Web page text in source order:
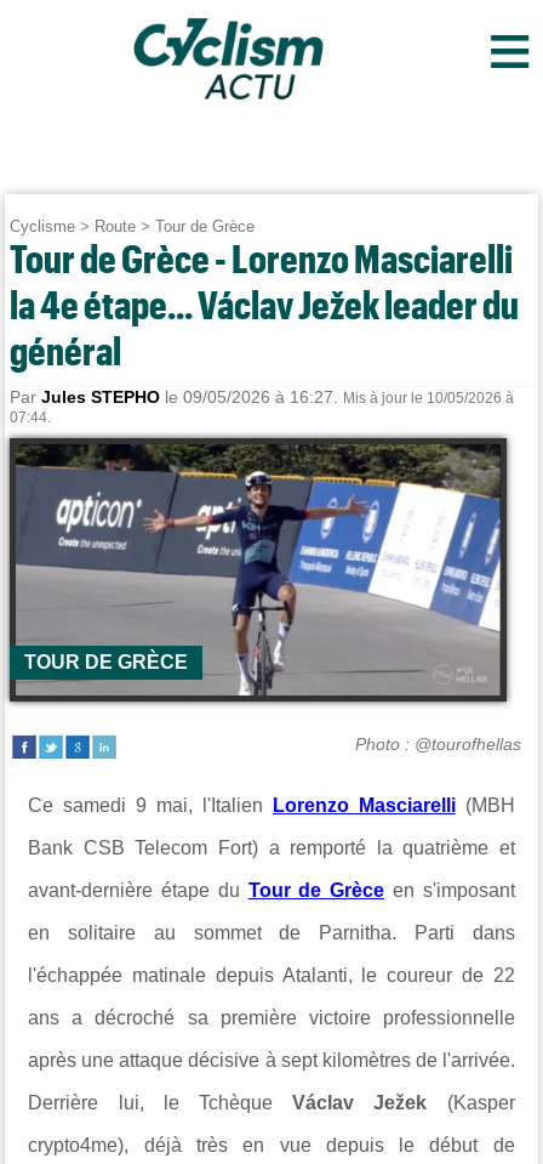
≡
Cyclisme > Route >Tour de Grèce
Tour de Grèce - Lorenzo Masciarelli
la 4e étape... Václav Ježek leader du
général
ParJules STEPHO le 09/05/2026 à 16:27.
Mis à jour le 10/05/2026 à
07:44.
TOUR DE GRÈCE
Photo : @tourofhellas
Ce samedi 9 mai, l'Italien Lorenzo Masciarelli(MBH
Bank CSB Telecom Fort) a remporté la quatrième et
avant-dernière étape du Tour de Grèce en s'imposant
en solitaire au sommet de Parnitha. Parti dans
l'échappée matinale depuis Atalanti, le coureur de 22
ans a décroché sa première victoire professionnelle
après une attaque décisive à sept kilomètres de l'arrivée.
Derrière lui, le TchèqueVáclav Ježek (Kasper
crypto4me), déjà très en vue depuis le début de